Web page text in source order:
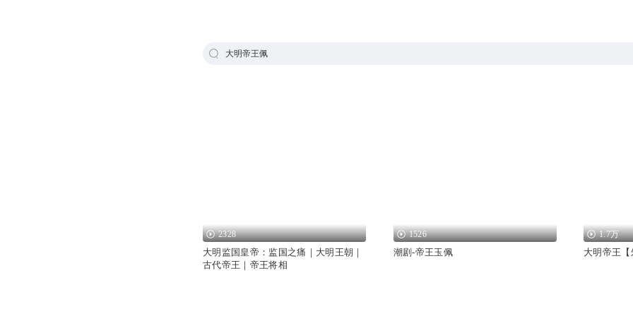
大明帝王佩
2328
大明监国皇帝：监国之痛｜大明王朝｜
古代帝王｜帝王将相
1526
潮剧-帝王玉佩
1.7万
大明帝王【